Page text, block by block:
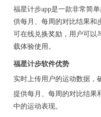
福星计步app是一款非常简
供每月、每周的对比结果和
可在线兑换奖励，用户可以
载体验使用。
福星计步软件优势
实时上传用户的运动数据，
提供每月、每周的对比结果
中的运动表现。